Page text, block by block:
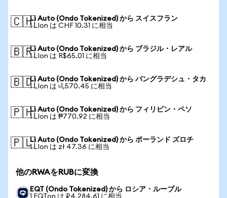
🇨🇭Li Auto (Ondo Tokenized) から スイスフラン
1 LIon は CHF 10.31 に相当
🇧🇷Li Auto (Ondo Tokenized) から ブラジル・レアル
1 LIon は R$65.01 に相当
🇧🇩Li Auto (Ondo Tokenized) から バングラデシュ・タカ
1 LIon は ৳1,570.45 に相当
🇵🇭Li Auto (Ondo Tokenized) から フィリピン・ペソ
1 LIon は ₱770.92 に相当
🇵🇱Li Auto (Ondo Tokenized) から ポーランド ズロチ
1 LIon は zł 47.36 に相当
他のRWAをRUBに変換
EQT (Ondo Tokenized) から ロシア・ルーブル
1 EQTon は ₽4,284.61 に相当